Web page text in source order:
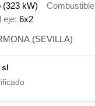
(323 kW) Combustible
eje 6x2
(SEVILLA)
sl